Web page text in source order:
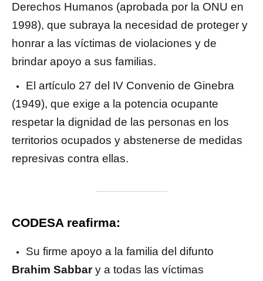
Derechos Humanos (aprobada por la ONU en
1998), que subraya la necesidad de proteger y
honrar a las víctimas de violaciones y de
brindar apoyo a sus familias.
El artículo 27 del IV Convenio de Ginebra
(1949), que exige a la potencia ocupante
respetar la dignidad de las personas en los
territorios ocupados y abstenerse de medidas
represivas contra ellas.
CODESA reafirma:
Su firme apoyo a la familia del difunto
Brahim Sabbary a todas las víctimas